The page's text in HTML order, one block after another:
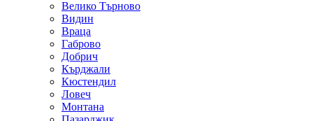
Велико Търново
Видин
Враца
Габрово
Добрич
Кърджали
Кюстендил
Ловеч
Монтана